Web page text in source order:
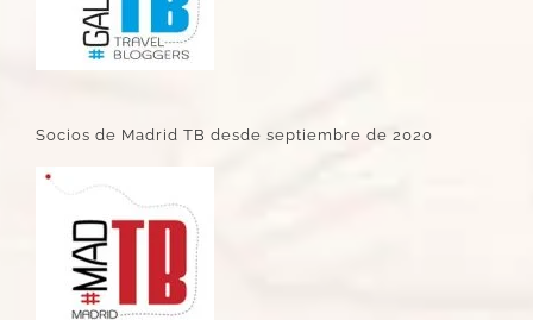
Socios de Madrid TB desde septiembre de 2020